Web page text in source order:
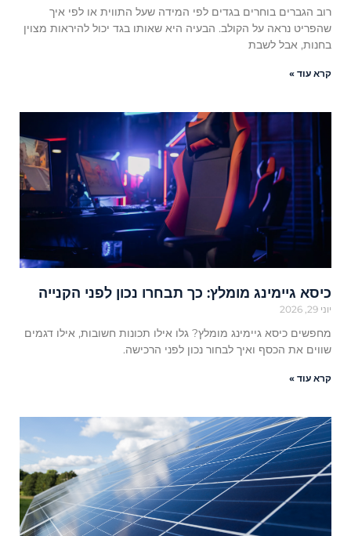
רוב הגברים בוחרים בגדים לפי המידה שעל התווית או לפי איך
שהפריט נראה על הקולב. הבעיה היא שאותו בגד יכול להיראות מצוין
בחנות, אבל לשבת
קרא עוד »
כיסא גיימינג מומלץ: כך תבחרו נכון לפני הקנייה
יוני 29, 2026
מחפשים כיסא גיימינג מומלץ? גלו אילו תכונות חשובות, אילו דגמים
שווים את הכסף ואיך לבחור נכון לפני הרכישה.
קרא עוד »